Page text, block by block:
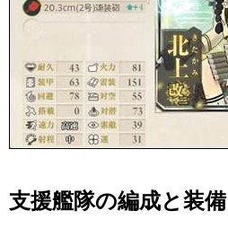
支援艦隊の編成と装備